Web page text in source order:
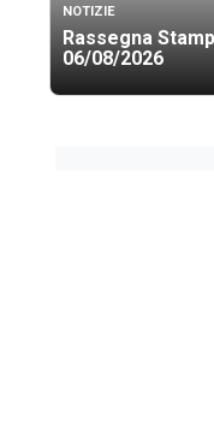
NOTIZIE
Rassegna
06/08/2026